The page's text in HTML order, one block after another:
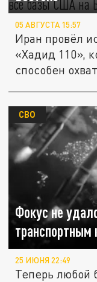
05 АВГУСТА 15:57
Иран провёл
«Хадид 110»,
способен
Фокус не
СВО
25 ИЮНЯ 22:49
Теперь любой